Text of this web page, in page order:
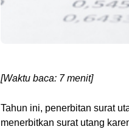
[Waktu baca: 7 menit]
Tahun ini, penerbitan surat
menerbitkan surat utang